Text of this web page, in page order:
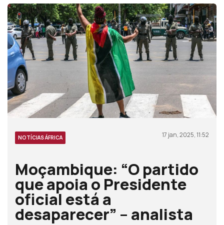
NOTÍCIAS ÁFRICA 17 jan, 2025, 11:52
Moçambique: “O partido
que apoia o Presidente
oficial está a
desaparecer” – analista